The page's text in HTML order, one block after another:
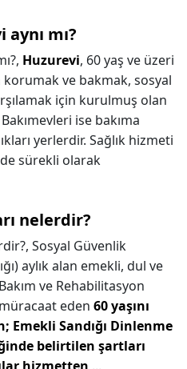
mı?
Huzurevi, 60 yaş ve üzeri
ve bakmak, sosyal
için kurulmuş olan
ise bakıma
yerlerdir. Sağlık hizmeti
sürekli olarak
nelerdir?
Sosyal Güvenlik
aylık alan emekli, dul ve
ve Rehabilitasyon
eden 60 yaşını
Emekli Sandığı Dinlenme
belirtilen şartları